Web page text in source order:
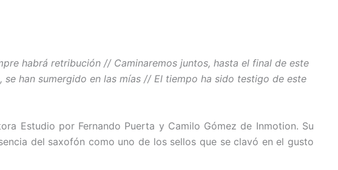
habrá retribución // Caminaremos juntos, hasta el final de este
han sumergido en las mías // El tiempo ha sido testigo de este
Estudio por Fernando Puerta y Camilo Gómez de Inmotion. Su
del saxofón como uno de los sellos que se clavó en el gusto